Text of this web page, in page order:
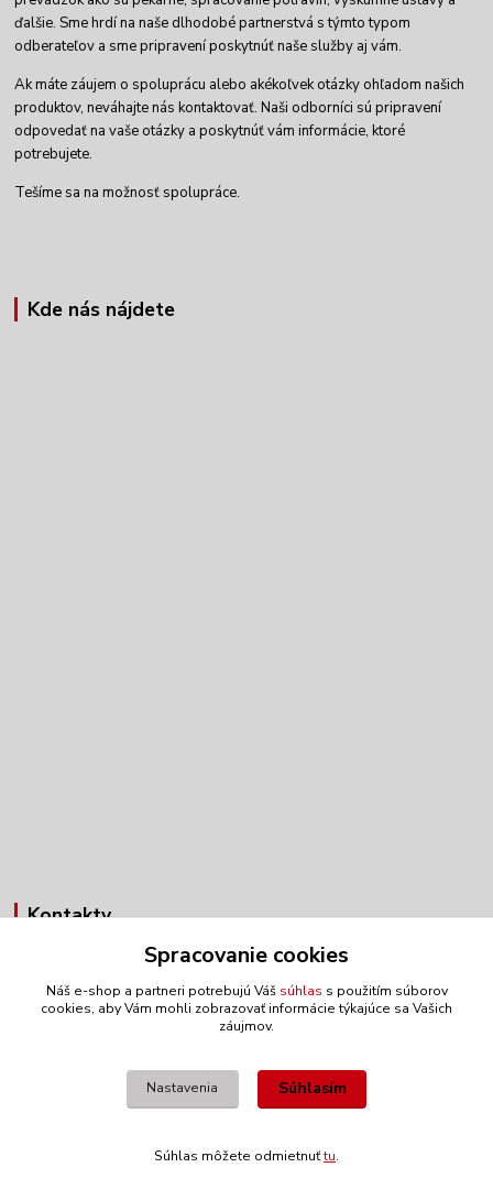
ďalšie. Sme hrdí na naše dlhodobé partnerstvá s týmto typom
odberateľov a sme pripravení poskytnúť naše služby aj vám.
Ak máte záujem o spoluprácu alebo akékoľvek otázky ohľadom našich
produktov, neváhajte nás kontaktovať. Naši odborníci sú pripravení
odpovedať na vaše otázky a poskytnúť vám informácie, ktoré
potrebujete.
Tešíme sa na možnosť spolupráce.
Kde nás nájdete
Kontakty
Obchodné oddelenie
+421 903 272 812
(Po-Pia, 7:30-15:30 hod.)
Spracovanie cookies
Náš e-shop a partneri potrebujú Váš súhlas s použitím súborov
cookies, aby Vám mohli zobrazovať informácie týkajúce sa Vašich
záujmov.
Nastavenia Súhlasím
Súhlas môžete odmietnuťtu.